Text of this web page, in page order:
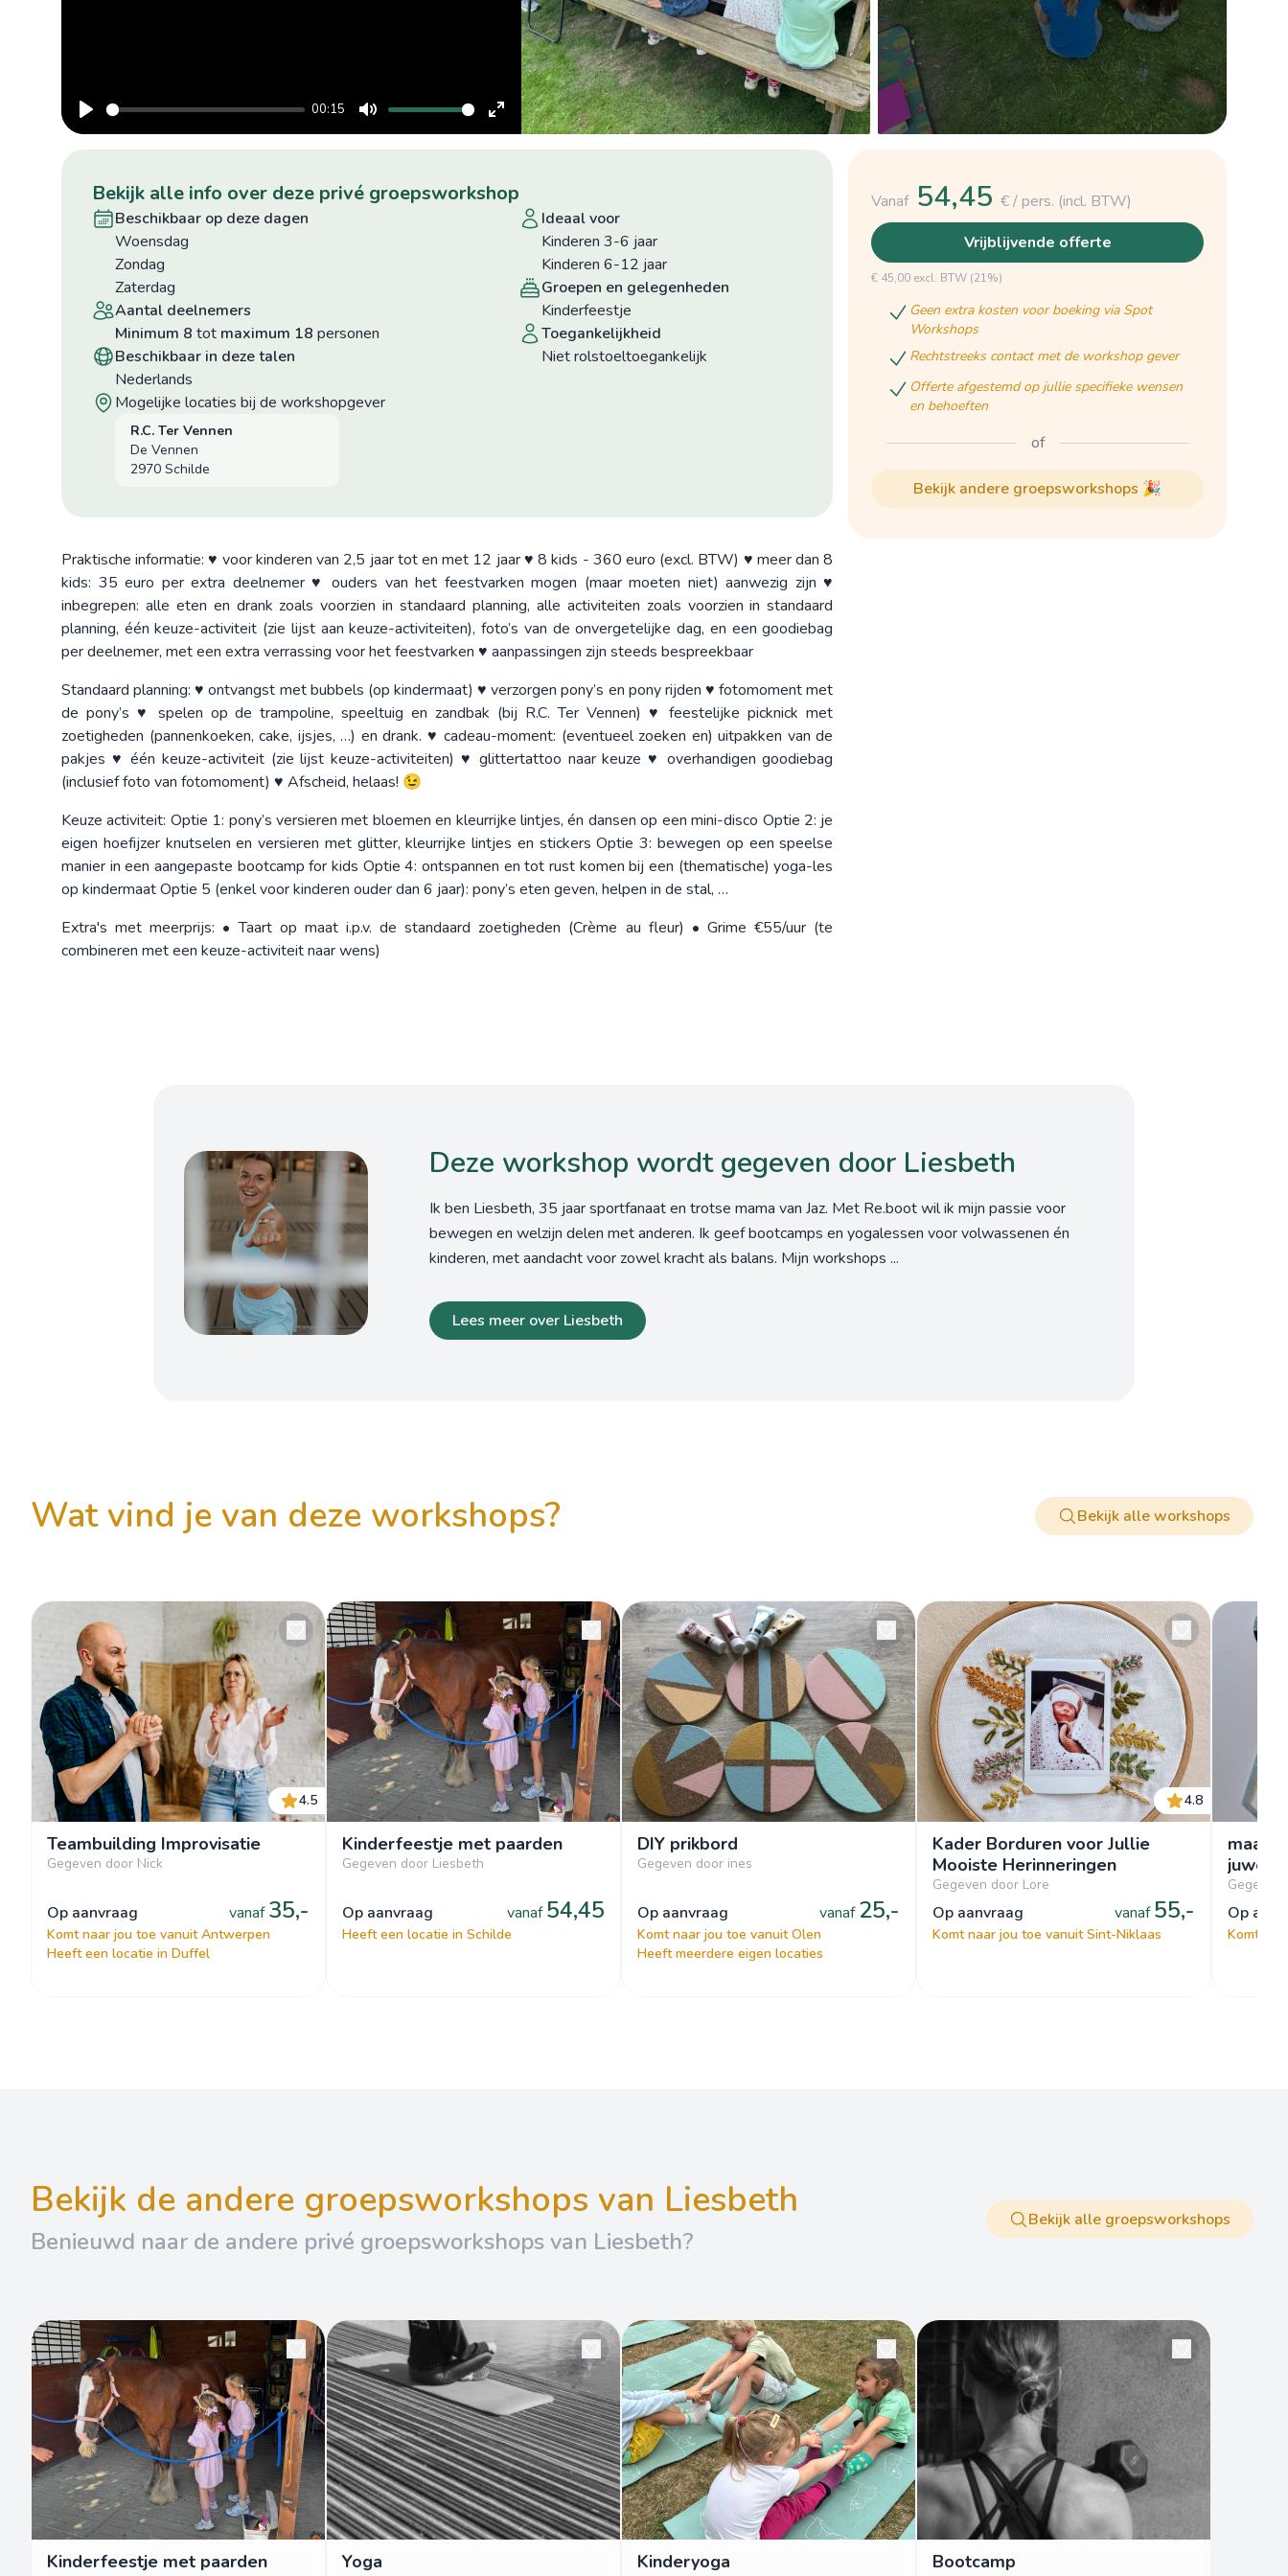
Play
00:15
Mute
Enter
bekijk alle info over deze privé groepsworkshop
beschikbaar op deze dagen
woensdag
zondag
zaterdag
aantal deelnemers
minimum 8 tot maximum 18 personen
beschikbaar in deze talen
Nederlands
ideaal voor
Kinderen 3-6 jaar
Kinderen 6-12 jaar
groepen en gelegenheden
Kinderfeestje
toegankelijkheid
niet rolstoeltoegankelijk
mogelijke locaties bij de workshopgever
R.C. Ter Vennen
De Vennen
2970 Schilde
Praktische informatie: ♥ voor kinderen van 2,5 jaar tot en met 12 jaar ♥ 8 kids - 360 euro (excl. BTW) ♥ meer dan 8
kids: 35 euro per extra deelnemer ♥ ouders van het feestvarken mogen (maar moeten niet) aanwezig zijn ♥
inbegrepen: alle eten en drank zoals voorzien in standaard planning, alle activiteiten zoals voorzien in standaard
planning, één keuze-activiteit (zie lijst aan keuze-activiteiten), foto’s van de onvergetelijke dag, en een goodiebag
per deelnemer, met een extra verrassing voor het feestvarken ♥ aanpassingen zijn steeds bespreekbaar
Standaard planning: ♥ ontvangst met bubbels (op kindermaat) ♥ verzorgen pony’s en pony rijden ♥ fotomoment met
de pony’s ♥ spelen op de trampoline, speeltuig en zandbak (bij R.C. Ter Vennen) ♥ feestelijke picknick met
zoetigheden (pannenkoeken, cake, ijsjes, …) en drank. ♥ cadeau-moment: (eventueel zoeken en) uitpakken van de
pakjes ♥ één keuze-activiteit (zie lijst keuze-activiteiten) ♥ glittertattoo naar keuze ♥ overhandigen goodiebag
(inclusief foto van fotomoment) ♥ Afscheid, helaas! 😉
Keuze activiteit: Optie 1: pony’s versieren met bloemen en kleurrijke lintjes, én dansen op een mini-disco Optie 2: je
eigen hoefijzer knutselen en versieren met glitter, kleurrijke lintjes en stickers Optie 3: bewegen op een speelse
manier in een aangepaste bootcamp for kids Optie 4: ontspannen en tot rust komen bij een (thematische) yoga-les
op kindermaat Optie 5 (enkel voor kinderen ouder dan 6 jaar): pony’s eten geven, helpen in de stal, …
Extra's met meerprijs: • Taart op maat i.p.v. de standaard zoetigheden (Crème au fleur) • Grime €55/uur (te
combineren met een keuze-activiteit naar wens)
Vanaf 54,45 € / pers. (incl. BTW)
vrijblijvende offerte
€ 45,00 excl. BTW (21%)
geen extra kosten voor boeking via Spot
Workshops
rechtstreeks contact met de workshop gever
offerte afgestemd op jullie specifieke wensen
en behoeften
of
bekijk andere groepsworkshops 🎉
Deze workshop wordt gegeven door Liesbeth
Ik ben Liesbeth, 35 jaar sportfanaat en trotse mama van Jaz. Met Re.boot wil ik mijn passie voor
bewegen en welzijn delen met anderen. Ik geef bootcamps en yogalessen voor volwassenen én
kinderen, met aandacht voor zowel kracht als balans. Mijn workshops ...
Lees meer over Liesbeth
wat vind je van deze workshops? Bekijk alle workshops
4.5
Teambuilding Improvisatie
Gegeven door Nick
op aanvraag vanaf 35,-
Komt naar jou toe vanuit Antwerpen
Heeft een locatie in Duffel
Kinderfeestje met paarden
Gegeven door Liesbeth
op aanvraag vanaf 54,45
Heeft een locatie in Schilde
DIY prikbord
Gegeven door ines
op aanvraag vanaf 25,-
Komt naar jou toe vanuit Olen
Heeft meerdere eigen locaties
4.8
Kader Borduren voor Jullie
Mooiste Herinneringen
Gegeven door Lore
op aanvraag vanaf 55,-
Komt naar jou toe vanuit Sint-Niklaas
maak
Gegeven
op
Komt
bekijk de andere groepsworkshops van Liesbeth
Benieuwd naar de andere privé groepsworkshops van Liesbeth?
Bekijk alle groepsworkshops
Kinderfeestje met paarden Yoga Kinderyoga Bootcamp